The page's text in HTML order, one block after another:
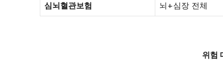
심뇌혈관보험 뇌+심장 전체
위험